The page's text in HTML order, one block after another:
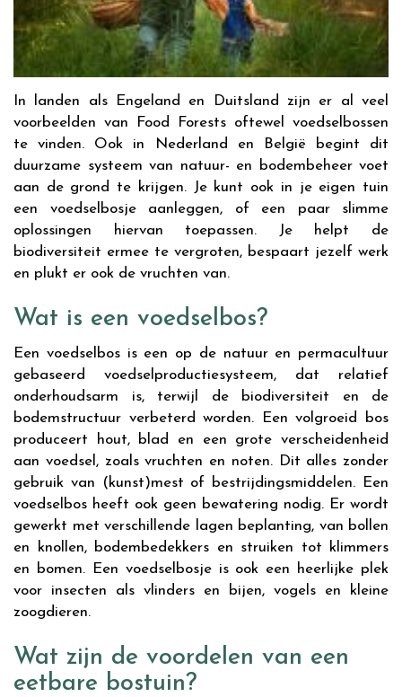
In landen als Engeland en Duitsland zijn er al veel
voorbeelden van Food Forests oftewel voedselbossen
te vinden. Ook in Nederland en België begint dit
duurzame systeem van natuur- en bodembeheer voet
aan de grond te krijgen. Je kunt ook in je eigen tuin
een voedselbosje aanleggen, of een paar slimme
oplossingen hiervan toepassen. Je helpt de
biodiversiteit ermee te vergroten, bespaart jezelf werk
en plukt er ook de vruchten van.
Wat is een voedselbos?
Een voedselbos is een op de natuur en permacultuur
gebaseerd voedselproductiesysteem, dat relatief
onderhoudsarm is, terwijl de biodiversiteit en de
bodemstructuur verbeterd worden. Een volgroeid bos
produceert hout, blad en een grote verscheidenheid
aan voedsel, zoals vruchten en noten. Dit alles zonder
gebruik van (kunst)mest of bestrijdingsmiddelen. Een
voedselbos heeft ook geen bewatering nodig. Er wordt
gewerkt met verschillende lagen beplanting, van bollen
en knollen, bodembedekkers en struiken tot klimmers
en bomen. Een voedselbosje is ook een heerlijke plek
voor insecten als vlinders en bijen, vogels en kleine
zoogdieren.
Wat zijn de voordelen van een
eetbare bostuin?